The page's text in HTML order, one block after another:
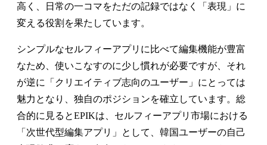
高く、日常の一コマをただの記録ではなく「表現」に
変える役割を果たしています。
シンプルなセルフィーアプリに比べて編集機能が豊富
なため、使いこなすのに少し慣れが必要ですが、それ
が逆に「クリエイティブ志向のユーザー」にとっては
魅力となり、独自のポジションを確立しています。総
合的に見るとEPIKは、セルフィーアプリ市場における
「次世代型編集アプリ」として、韓国ユーザーの自己